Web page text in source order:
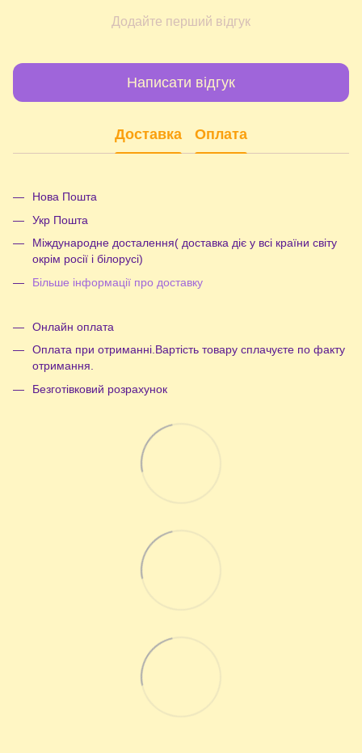
Додайте перший відгук
Написати відгук
Доставка Оплата
Нова Пошта
Укр Пошта
Міждународне досталення( доставка діє у всі країни світу
окрім росії і білорусі)
Більше інформації про доставку
Онлайн оплата
Оплата при отриманні.Вартість товару сплачуєте по факту
отримання.
Безготівковий розрахунок